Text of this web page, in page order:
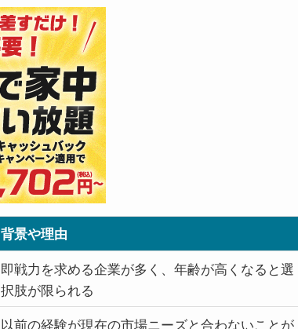
背景や理由
即戦力を求める企業が多く、年齢が高くなると選
択肢が限られる
以前の経験が現在の市場ニーズと合わないことが